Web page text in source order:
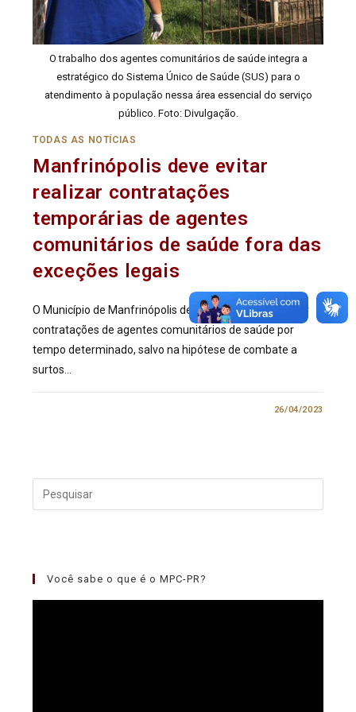
O trabalho dos agentes comunitários de saúde integra a
estratégico do Sistema Único de Saúde (SUS) para o
atendimento à população nessa área essencial do serviço
público. Foto: Divulgação.
TODAS AS NOTÍCIAS
Manfrinópolis deve evitar
realizar contratações
temporárias de agentes
comunitários de saúde fora das
exceções legais
O Município de Manfrinópolis deve se abster de realizar
contratações de agentes comunitários de saúde por
tempo determinado, salvo na hipótese de combate a
surtos…
26/04/2023
Você sabe o que é o MPC-PR?